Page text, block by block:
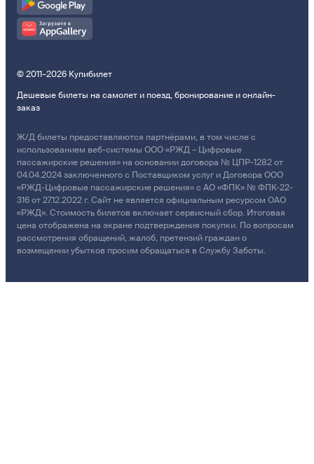
© 2011–2026 Купибилет
Дешевые билеты на самолет и поезд, бронирование и онлайн-
заказ
Ж/Д билеты предоставляются партнёрами, в том числе с
использованием веб-системы ООО «РЖД – Цифровые
пассажирские решения» на основании договора № ЦПР-1282 от
04.04.2024 заключенного с Поставщиком услуг и Договора ООО
«РЖД-Цифровые пассажирские решения» с АО «ФПК» № ФПК-22-
316 от 27.12.2022 г. Сайт не является официальным ресурсом ОАО
«РЖД». Стоимость билетов включает сервисный сбор. Итоговая
цена отображена на экране подтверждения покупки. По вопросам
рассмотрения обращений, жалоб, претензий граждан о
возмещении убытков просим обращаться в Службу Заботы.